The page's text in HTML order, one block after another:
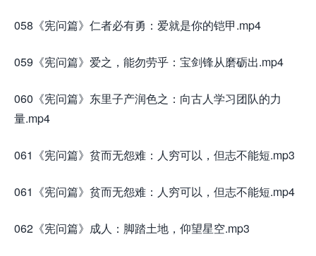
058《宪问篇》仁者必有勇：爱就是你的铠甲.mp4
059《宪问篇》爱之，能勿劳乎：宝剑锋从磨砺出.mp4
060《宪问篇》东里子产润色之：向古人学习团队的力
量.mp4
061《宪问篇》贫而无怨难：人穷可以，但志不能短.mp3
061《宪问篇》贫而无怨难：人穷可以，但志不能短.mp4
062《宪问篇》成人：脚踏土地，仰望星空.mp3